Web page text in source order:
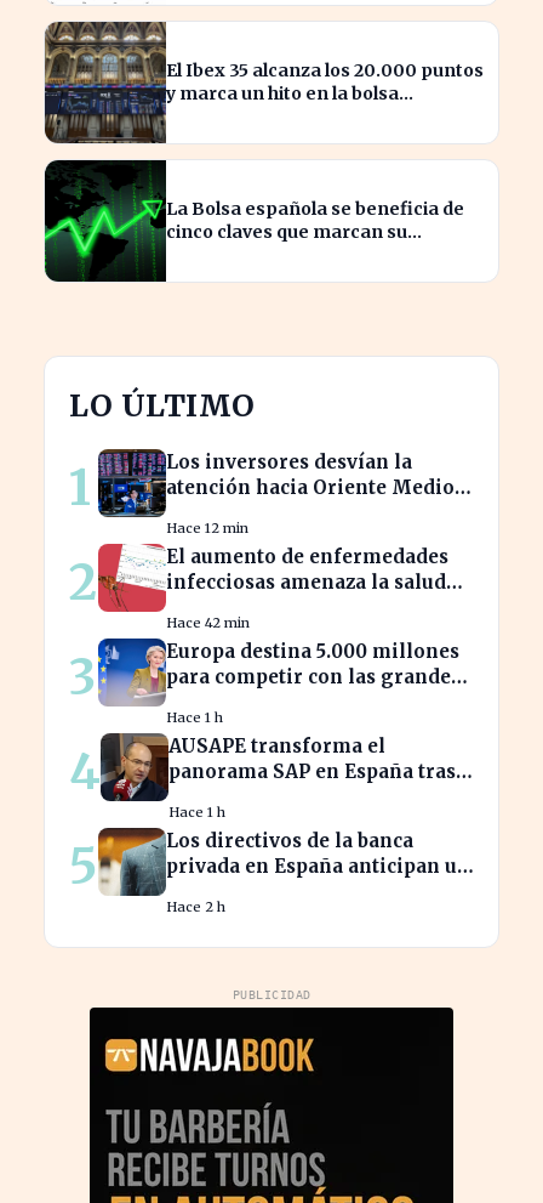
El Ibex 35 alcanza los 20.000 puntos
y marca un hito en la bolsa
La Bolsa española se beneficia de
cinco claves que marcan su
LO ÚLTIMO
1
Los inversores desvían la
atención hacia Oriente Medio
desploma
Hace 12 min
2
El aumento de enfermedades
infecciosas amenaza la salud
Hace 42 min
3
Europa destina 5.000 millones
para competir con las grandes
Hace 1 h
4
AUSAPE transforma el
panorama SAP en España tras
Hace 1 h
5
Los directivos de la banca
privada en España anticipan un
beneficios
Hace 2 h
PUBLICIDAD